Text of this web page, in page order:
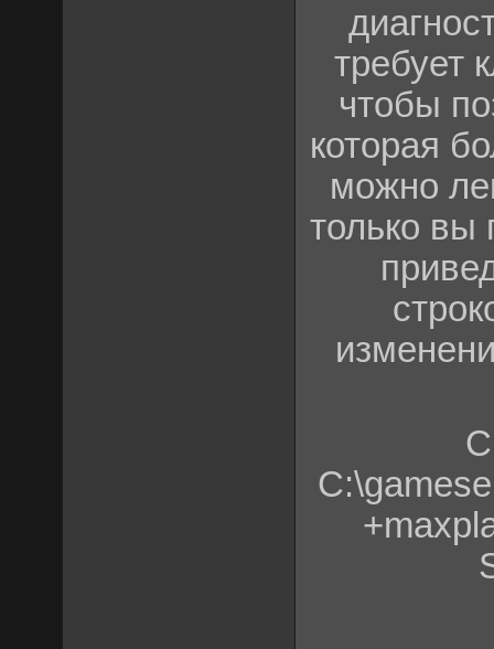
требует
чтобы
которая
можно
только вы